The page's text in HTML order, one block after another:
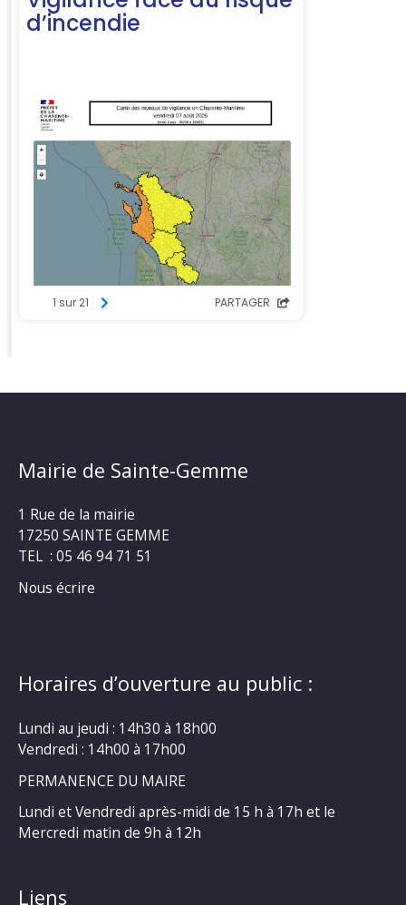
Mairie de Sainte-Gemme
1 Rue de la mairie
17250 SAINTE GEMME
TEL : 05 46 94 71 51
Nous écrire
Horaires d’ouverture au public :
Lundi au jeudi : 14h30 à 18h00
Vendredi : 14h00 à 17h00
PERMANENCE DU MAIRE
Lundi et Vendredi après-midi de 15 h à 17h et le
Mercredi matin de 9h à 12h
Liens